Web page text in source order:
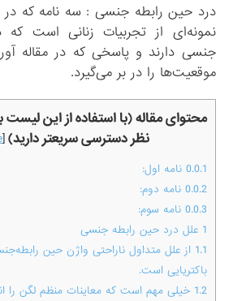
درد حین رابطه‌ جنسی : سه نامه که در
نمونه‌ای از تجربیات زنانی است
جنسی دارند و پاسخی که در مقاله
موقعیت‌ها را در بر می‌گیرد.
محتوای مقاله (با استفاده از این
نظر دسترسی سریعتر دارید)[
0.0.1 نامه اول:
0.0.2 نامه دوم:
0.0.3 نامه سوم:
1 علل درد حین رابطه‌ جنسی
1.1 از علل متداول ناراحتی واژن حین
باکتریایی است.
1.2 خیلی مهم است که معاینات منظم لگن را